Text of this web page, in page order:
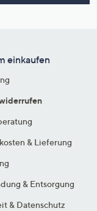
einkaufen
& Lieferung
& Entsorgung
& Datenschutz